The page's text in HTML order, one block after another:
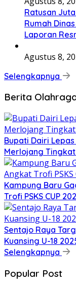
Ratusan
Rumah
Laporan
Agustus 8,
Selengkapnya
Berita
Bupati Dairi
Merlojang Tingkat
Kampung Baru
Trofi PSKS CUP
Sentajo Raya
Kuansing U-18
Selengkapnya
Popular Post